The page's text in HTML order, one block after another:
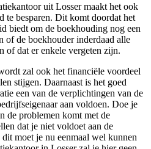
uit Losser maakt het ook
te besparen. Dit komt doordat het
biedt om de boekhouding nog een
of de boekhouder inderdaad alle
of dat er enkele vergeten zijn.
zal ook het financiële voordeel
stijgen. Daarnaast is het goed
een van de verplichtingen van de
aan voldoen. Doe je
de problemen komt met de
dat je niet voldoet aan de
moet je nu eenmaal wel kunnen